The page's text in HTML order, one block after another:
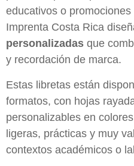
educativos o
Imprenta Costa Rica
personalizadas que
y recordación de marca.
Estas libretas están
formatos, con hojas
personalizables en
ligeras, prácticas y muy
contextos académicos o